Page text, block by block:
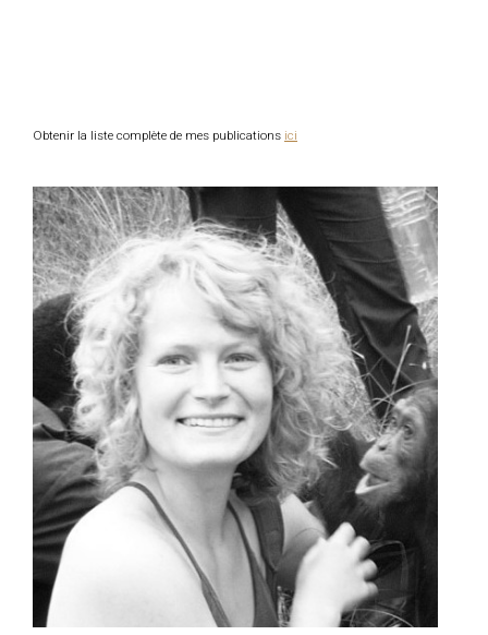
Obtenir la liste complète de mes publications ici